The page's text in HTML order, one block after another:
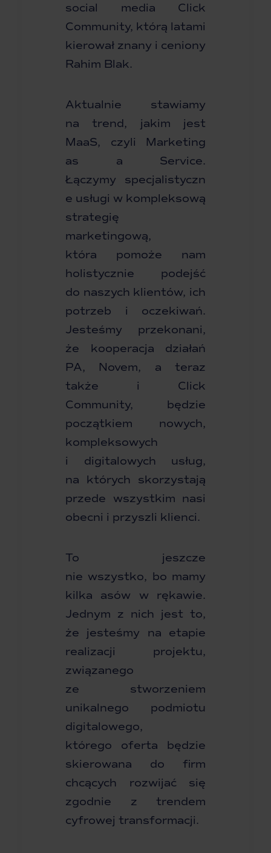
social media Click
Community, którą latami
kierował znany i ceniony
Rahim Blak.
Aktualnie stawiamy
na trend, jakim jest
MaaS, czyli Marketing
as a Service.
Łączymy specjalistyczn
e usługi w kompleksową
strategię
marketingową,
która pomoże nam
holistycznie podejść
do naszych klientów, ich
potrzeb i oczekiwań.
Jesteśmy przekonani,
że kooperacja działań
PA, Novem, a teraz
także i Click
Community, będzie
początkiem nowych,
kompleksowych
i digitalowych usług,
na których skorzystają
przede wszystkim nasi
obecni i przyszli klienci.
To jeszcze
nie wszystko, bo mamy
kilka asów w rękawie.
Jednym z nich jest to,
że jesteśmy na etapie
realizacji projektu,
związanego
ze stworzeniem
unikalnego podmiotu
digitalowego,
którego oferta będzie
skierowana do firm
chcących rozwijać się
zgodnie z trendem
cyfrowej transformacji.